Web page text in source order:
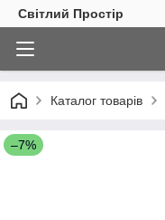
Світлий Простір
Каталог товарів
–7%